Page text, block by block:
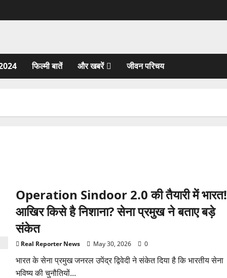
फिल्मी बातें और खबरें जीवन परिचय
Operation Sindoor 2.0 की तैयारी में भारत!
आखिर किसे है निशाना? सेना प्रमुख ने बताए बड़े
संकेत
Real Reporter News May 30, 2026 0
भारत के सेना प्रमुख जनरल उपेंद्र द्विवेदी ने संकेत दिया है कि भारतीय सेना
भविष्य की चुनौतियों...